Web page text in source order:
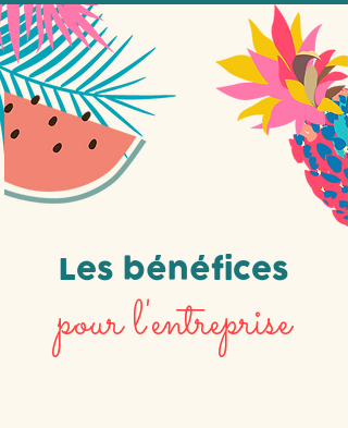
Les bénéfices
pour l'entreprise